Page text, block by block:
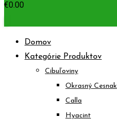
€0.00
Domov
Kategórie Produktov
Cibuľoviny
Okrasný Cesnak
Calla
Hyacint